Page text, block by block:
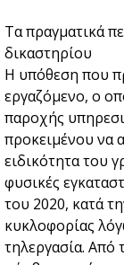
Τα πραγματικά
δικαστηρίου
Η υπόθεση που
εργαζόμενο, ο
παροχής
προκειμένου να
ειδικότητα του
φυσικές
του 2020, κατά
κυκλοφορίας
τηλεργασία. Από